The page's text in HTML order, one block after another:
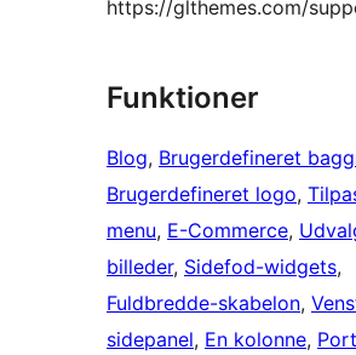
https://glthemes.com/
Funktioner
Blog, Brugerdefineret
Brugerdefineret logo,
menu, E-Commerce,
billeder, Sidefod-widgets
Fuldbredde-skabelon,
sidepanel, En kolonne,